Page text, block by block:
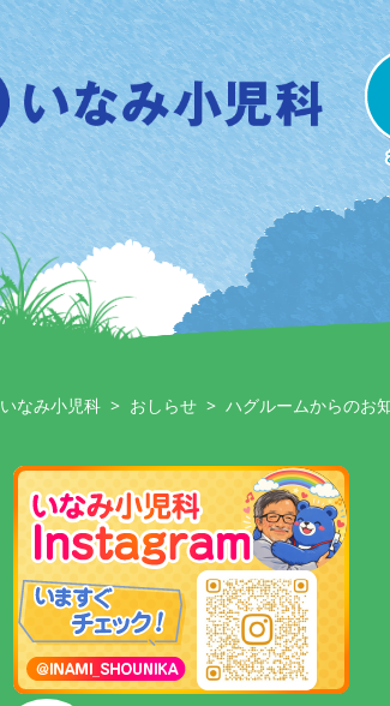
いなみ小児科 > おしらせ > ハグルームからのお